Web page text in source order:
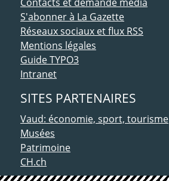
S'abonner à La Gazette
Réseaux sociaux et flux RSS
Mentions légales
Guide TYPO3
Intranet
SITES PARTENAIRES
Vaud: économie, sport, tourisme
Musées
Patrimoine
CH.ch